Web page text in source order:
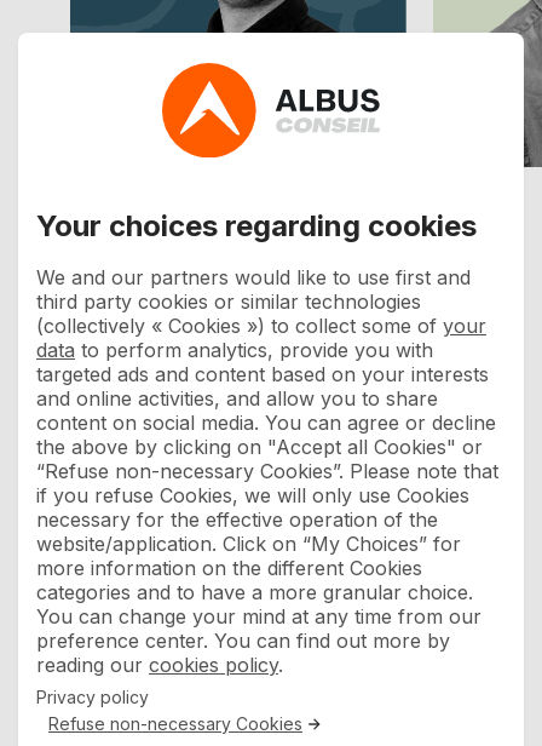
Consultant Fondateur
Your choices regarding cookies
We and our partners would like to use first and
third party cookies or similar technologies
(collectively « Cookies ») to collect some of your
data to perform analytics, provide you with
targeted ads and content based on your interests
and online activities, and allow you to share
content on social media. You can agree or decline
the above by clicking on "Accept all Cookies" or
“Refuse non-necessary Cookies”. Please note that
if you refuse Cookies, we will only use Cookies
necessary for the effective operation of the
website/application. Click on “My Choices” for
more information on the different Cookies
categories and to have a more granular choice.
You can change your mind at any time from our
preference center. You can find out more by
reading our cookies policy.
Privacy policy
Refuse non-necessary Cookies